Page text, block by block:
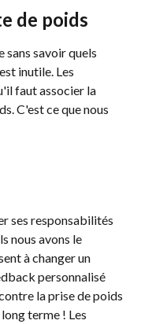
de poids
sans savoir quels
inutile. Les
faut associer la
C'est ce que nous
ses responsabilités
nous avons le
à changer un
personnalisé
la prise de poids
terme ! Les